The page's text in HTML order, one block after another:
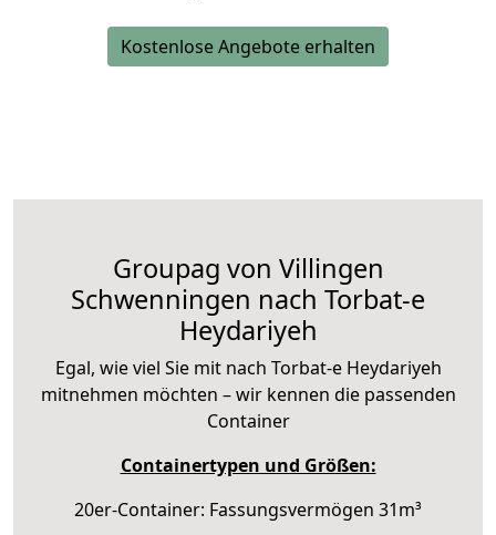
Kostenlose Angebote erhalten
Groupag von Villingen
Schwenningen nach Torbat-e
Heydariyeh
Egal, wie viel Sie mit nach Torbat-e Heydariyeh
mitnehmen möchten – wir kennen die passenden
Container
Containertypen und Größen:
20er-Container: Fassungsvermögen 31m³